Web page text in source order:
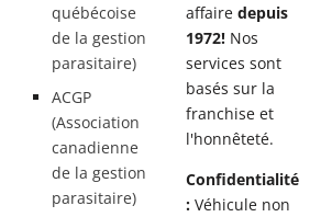
québécoise
de la gestion
parasitaire)
ACGP
(Association
canadienne
de la gestion
parasitaire)
affairedepuis
1972! Nos
services sont
basés sur la
franchise et
l'honnêteté.
Confidentialité
: Véhicule non